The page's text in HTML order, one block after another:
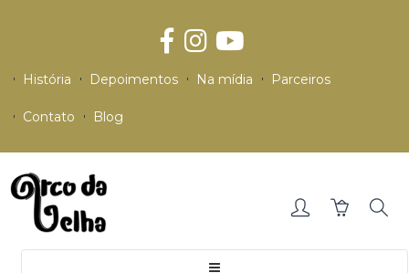
História Depoimentos Na mídia Parceiros
Contato Blog